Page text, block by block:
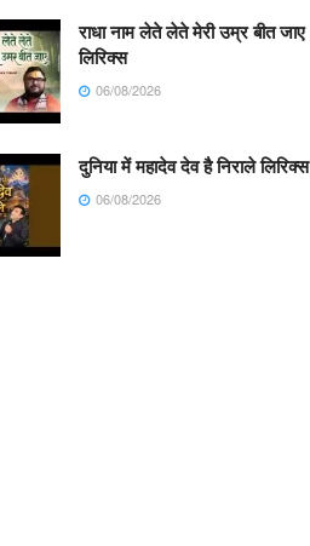
राधा नाम लेते लेते मेरी उम्र बीत जाए
लिरिक्स
06/08/2026
दुनिया में महादेव देव है निराले लिरिक्स
06/08/2026